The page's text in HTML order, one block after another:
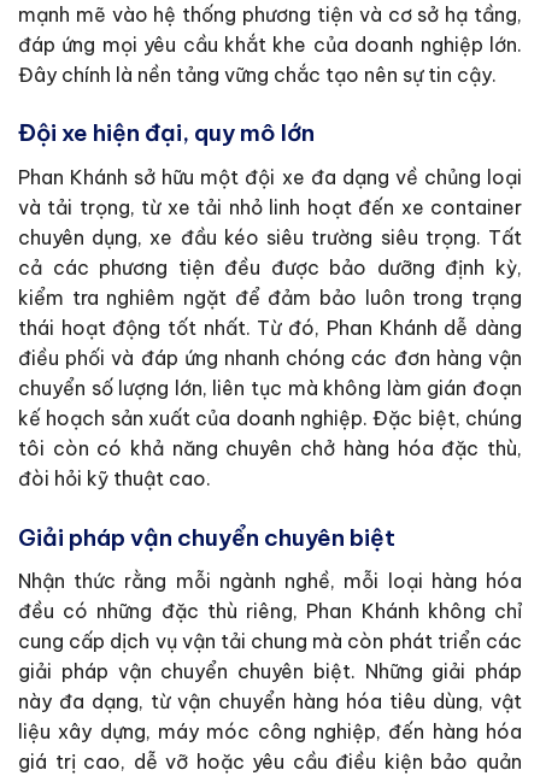
mạnh mẽ vào hệ thống phương tiện và cơ sở hạ tầng,
đáp ứng mọi yêu cầu khắt khe của doanh nghiệp lớn.
Đây chính là nền tảng vững chắc tạo nên sự tin cậy.
Đội xe hiện đại, quy mô lớn
Phan Khánh sở hữu một đội xe đa dạng về chủng loại
và tải trọng, từ xe tải nhỏ linh hoạt đến xe container
chuyên dụng, xe đầu kéo siêu trường siêu trọng. Tất
cả các phương tiện đều được bảo dưỡng định kỳ,
kiểm tra nghiêm ngặt để đảm bảo luôn trong trạng
thái hoạt động tốt nhất. Từ đó, Phan Khánh dễ dàng
điều phối và đáp ứng nhanh chóng các đơn hàng vận
chuyển số lượng lớn, liên tục mà không làm gián đoạn
kế hoạch sản xuất của doanh nghiệp. Đặc biệt, chúng
tôi còn có khả năng chuyên chở hàng hóa đặc thù,
đòi hỏi kỹ thuật cao.
Giải pháp vận chuyển chuyên biệt
Nhận thức rằng mỗi ngành nghề, mỗi loại hàng hóa
đều có những đặc thù riêng, Phan Khánh không chỉ
cung cấp dịch vụ vận tải chung mà còn phát triển các
giải pháp vận chuyển chuyên biệt. Những giải pháp
này đa dạng, từ vận chuyển hàng hóa tiêu dùng, vật
liệu xây dựng, máy móc công nghiệp, đến hàng hóa
giá trị cao, dễ vỡ hoặc yêu cầu điều kiện bảo quản